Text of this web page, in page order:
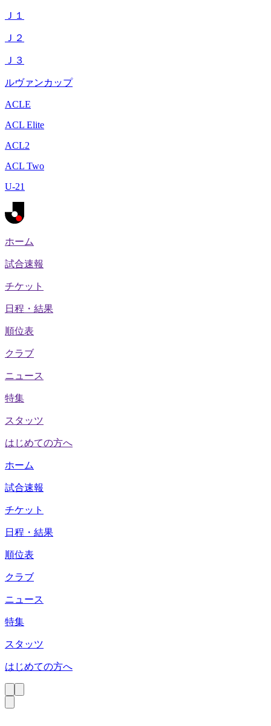
Ｊ１
Ｊ２
Ｊ３
ルヴァンカップ
ACLE
ACL Elite
ACL2
ACL Two
U-21
ホーム
試合速報
チケット
日程・結果
順位表
クラブ
ニュース
特集
スタッツ
はじめての方へ
ホーム
試合速報
チケット
日程・結果
順位表
クラブ
ニュース
特集
スタッツ
はじめての方へ